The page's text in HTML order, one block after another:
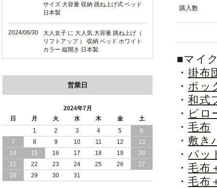
購入数
■マイ
・掛布
・ ボッ
・和式
・ ピロ
・毛布
・ 敷き
・パッ
・毛布
・毛布
サイズ 大容量 収納 跳ね上げ式 ベッド
日本製
2024/06/30
大人女子 に 大人気 大容量 跳ね上げ（
リフトアップ ） 収納 ベッド ホワイト
カラー 縦開き 日本製
ワイトカラー 縦開き 日本製
全長190cm ショート丈 コンパクト 大容
量 収納力 の 跳ね上げ （ リフトアップ
） 式 ベッド 横開き 日本製
2024/05/27
日本製 大容量 収納 跳ね上げ式 リフト
アップ 横開き ヘッドボードレス ベッド
組立設置サービス付
2024/05/21
日本製 大容量 収納 跳ね上げ式 リフト
営業日
2024年7月
日
月 火 水 木 金
土
1
2 3 4 5
6
7
8 9 10 11 12
13
14
15 16 17 18 19
20
21
22 23 24 25 26
27
28
29 30 31